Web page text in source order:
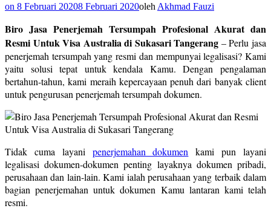
on 8 Februari 20208 Februari 2020oleh Akhmad Fauzi
Biro Jasa Penerjemah Tersumpah Profesional Akurat dan
Resmi Untuk Visa Australia di Sukasari Tangerang – Perlu jasa
penerjemah tersumpah yang resmi dan mempunyai legalisasi? Kami
yaitu solusi tepat untuk kendala Kamu. Dengan pengalaman
bertahun-tahun, kami meraih kepercayaan penuh dari banyak client
untuk pengurusan penerjemah tersumpah dokumen.
Tidak cuma layani penerjemahan dokumen kami pun layani
legalisasi dokumen-dokumen penting layaknya dokumen pribadi,
perusahaan dan lain-lain. Kami ialah perusahaan yang terbaik dalam
bagian penerjemahan untuk dokumen Kamu lantaran kami telah
resmi.